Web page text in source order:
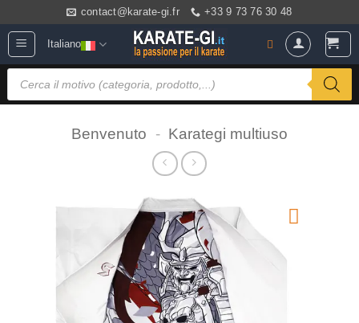
ai
contenuti
contact@karate-gi.fr +33 9 73 76 30 48
Italiano
Ricerca
prodotti
Benvenuto - Karategi multiuso